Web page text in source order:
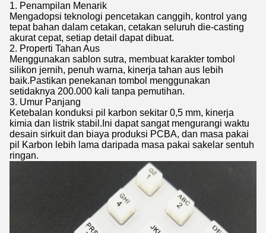
1. Penampilan Menarik
Mengadopsi teknologi pencetakan canggih, kontrol yang
tepat bahan dalam cetakan, cetakan seluruh die-casting
akurat cepat, setiap detail dapat dibuat.
2. Properti Tahan Aus
Menggunakan sablon sutra, membuat karakter tombol
silikon jernih, penuh warna, kinerja tahan aus lebih
baik.Pastikan penekanan tombol menggunakan
setidaknya 200.000 kali tanpa pemutihan.
3. Umur Panjang
Ketebalan konduksi pil karbon sekitar 0,5 mm, kinerja
kimia dan listrik stabil.Ini dapat sangat mengurangi waktu
desain sirkuit dan biaya produksi PCBA, dan masa pakai
pil Karbon lebih lama daripada masa pakai sakelar sentuh
ringan.